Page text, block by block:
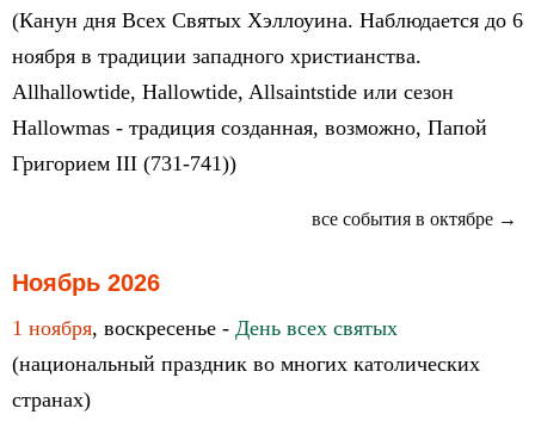
(Канун дня Всех Святых Хэллоуина. Наблюдается до 6
ноября в традиции западного христианства.
Allhallowtide, Hallowtide, Allsaintstide или сезон
Hallowmas - традиция созданная, возможно, Папой
Григорием III (731-741))
все события в октябре →
Ноябрь 2026
1 ноября, воскресенье - День всех святых
(национальный праздник во многих католических
странах)